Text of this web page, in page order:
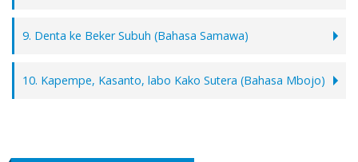
9. Denta ke Beker Subuh (Bahasa Samawa)
10. Kapempe, Kasanto, labo Kako Sutera (Bahasa Mbojo)